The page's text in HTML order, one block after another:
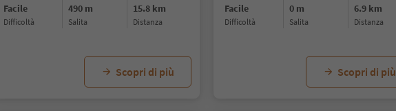
Facile
Difficoltà
490 m
Salita
15.8 km
distanza
Scopri di più
Facile
Difficoltà
0 m
Salita
6.9 km
distanza
Scopri di più